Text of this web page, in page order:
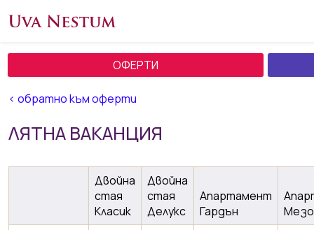
ОФЕРТИ
< обратно към оферти
ЛЯТНА ВАКАНЦИЯ
Двойна
стая
Класик
Двойна
стая
Делукс
Апартамент
Гардън